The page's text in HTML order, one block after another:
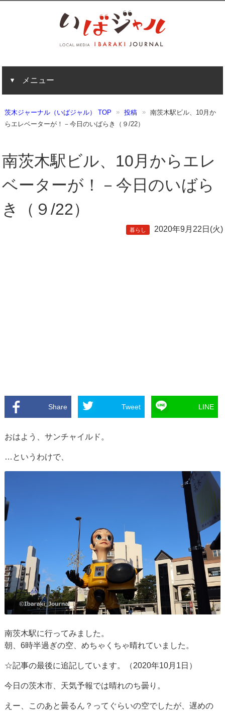
メニュー
茨木ジャーナル（いばジャル） TOP 投稿
南茨木駅ビル、10月か
らエレベーターが！－今日のいばらき（９/22）
南茨木駅ビル、10月からエレ
ベーターが！－今日のいばら
き（９/22）
暮らし 2020年9月22日(火)
Share Tweet LINE
おはよう、サンチャイルド。
…というわけで、
南茨木駅に行ってみました。
朝、6時半過ぎの空、めちゃくちゃ晴れていました。
☆記事の最後に追記しています。（2020年10月1日）
今日の茨木市、天気予報では晴れのち曇り。
えー、このあと曇るん？ってぐらいの空でしたが、遅めの